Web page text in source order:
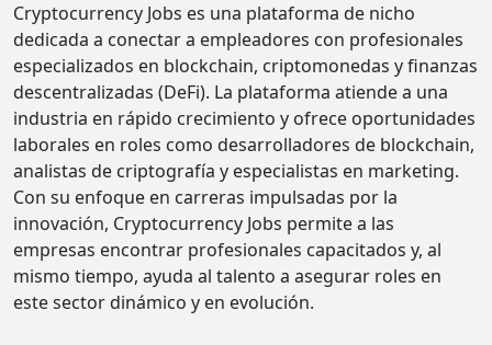
Cryptocurrency Jobs es una plataforma de nicho
dedicada a conectar a empleadores con profesionales
especializados en blockchain, criptomonedas y finanzas
descentralizadas (DeFi). La plataforma atiende a una
industria en rápido crecimiento y ofrece oportunidades
laborales en roles como desarrolladores de blockchain,
analistas de criptografía y especialistas en marketing.
Con su enfoque en carreras impulsadas por la
innovación, Cryptocurrency Jobs permite a las
empresas encontrar profesionales capacitados y, al
mismo tiempo, ayuda al talento a asegurar roles en
este sector dinámico y en evolución.